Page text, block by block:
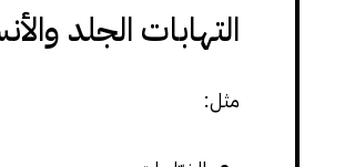
التهابات الجلد
مثل: